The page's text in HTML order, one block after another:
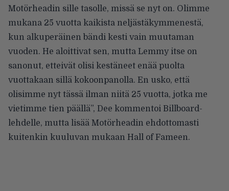
Motörheadin sille tasolle, missä se nyt on. Olimme
mukana 25 vuotta kaikista neljästäkymmenestä,
kun alkuperäinen bändi kesti vain muutaman
vuoden. He aloittivat sen, mutta Lemmy itse on
sanonut, etteivät olisi kestäneet enää puolta
vuottakaan sillä kokoonpanolla. En usko, että
olisimme nyt tässä ilman niitä 25 vuotta, jotka me
vietimme tien päällä”, Dee kommentoi Billboard-
lehdelle, mutta lisää Motörheadin ehdottomasti
kuitenkin kuuluvan mukaan Hall of Fameen.